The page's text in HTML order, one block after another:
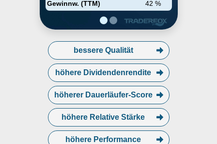
Gewinnw. (TTM)
42 %
bessere Qualität
höhere Dividendenrendite
höherer Dauerläufer-Score
höhere Relative Stärke
höhere Performance